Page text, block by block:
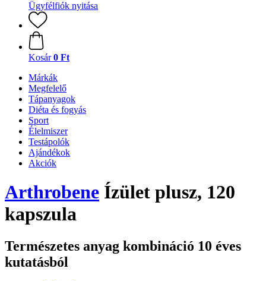
Ügyfélfiók nyitása
Kosár 0 Ft
Márkák
Megfelelő
Tápanyagok
Diéta és fogyás
Sport
Élelmiszer
Testápolók
Ajándékok
Akciók
Arthrobene Ízület plusz, 120
kapszula
Természetes anyag kombináció 10 éves
kutatásból